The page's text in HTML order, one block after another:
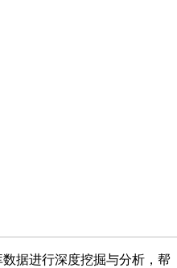
据进行深度挖掘与分析，帮